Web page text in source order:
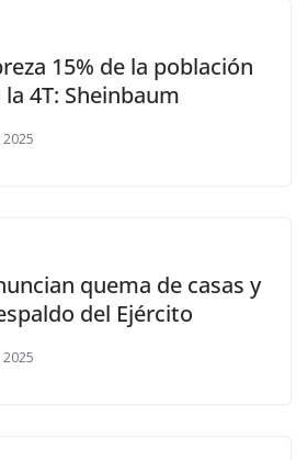
15% de la población
4T: Sheinbaum
quema de casas y
del Ejército